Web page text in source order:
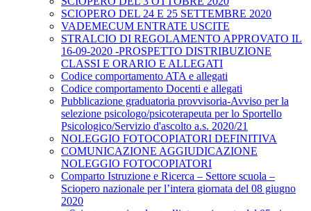
SCIOPERO DEL 24 E 25 SETTEMBRE 2020
VADEMECUM ENTRATE USCITE
STRALCIO DI REGOLAMENTO APPROVATO IL
16-09-2020 -PROSPETTO DISTRIBUZIONE
CLASSI E ORARIO E ALLEGATI
Codice comportamento ATA e allegati
Codice comportamento Docenti e allegati
Pubblicazione graduatoria provvisoria-Avviso per la
selezione psicologo/psicoterapeuta per lo Sportello
Psicologico/Servizio d'ascolto a.s. 2020/21
NOLEGGIO FOTOCOPIATORI DEFINITIVA
COMUNICAZIONE AGGIUDICAZIONE
NOLEGGIO FOTOCOPIATORI
Comparto Istruzione e Ricerca – Settore scuola –
Sciopero nazionale per l’intera giornata del 08 giugno
2020